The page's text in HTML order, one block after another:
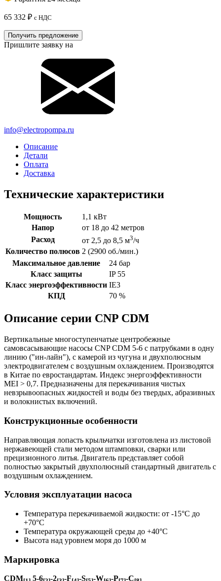
65 332 ₽ с НДС
Получить предложение
Пришлите заявку на
info@electropompa.ru
Описание
Детали
Оплата
Доставка
Технические характеристики
Мощность
1,1 кВт
Напор
от 18 до 42 метров
Расход
от 2,5 до 8,5 м3/ч
Количество полюсов 2 (2900 об./мин.)
Максимальное давление
24 бар
Класс защиты
IP 55
Класс энергоэффективности IE3
КПД
70 %
Описание серии CNP CDM
Вертикальные многоступенчатые центробежные
самовсасывающие насосы CNP CDM 5-6 с патрубками в одну
линию ("ин-лайн"), с камерой из чугуна и двухполюсным
электродвигателем с воздушным охлаждением. Производятся
в Китае по евростандартам. Индекс энергоэффективности
MEI > 0,7. Предназначены для перекачивания чистых
невзрывоопасных жидкостей и воды без твердых, абразивных
и волокнистых включений.
Конструкционные особенности
Направляющая лопасть крыльчатки изготовлена из листовой
нержавеющей стали методом штамповки, сварки или
прецизионного литья. Двигатель представляет собой
полностью закрытый двухполюсный стандартный двигатель с
воздушным охлаждением.
Условия эксплуатации насоса
Температура перекачиваемой жидкости: от -15°C до
+70°C
Температура окружающей среды до +40°C
Высота над уровнем моря до 1000 м
Маркировка
CDM 5-6 -2 -F -S -W -P -C